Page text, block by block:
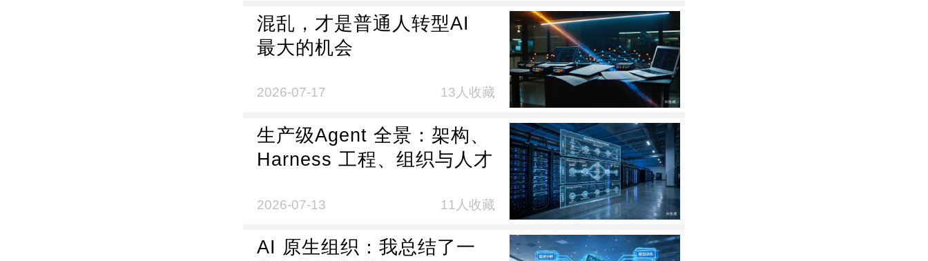
混乱，才是普通人转型AI
最大的机会
2026-07-17 13人收藏
生产级Agent 全景：架构、
Harness 工程、组织与人才
2026-07-13 11人收藏
AI 原生组织：我总结了一